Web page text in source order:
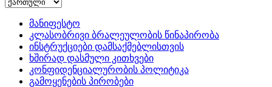
მანიფესტო
კლასობრივი ბრალეულობის წინაპირობა
ინსტრუქციები დამსაქმებლისთვის
ხშირად დასმული კითხვები
კონფიდენციალურობის პოლიტიკა
გამოყენების პირობები